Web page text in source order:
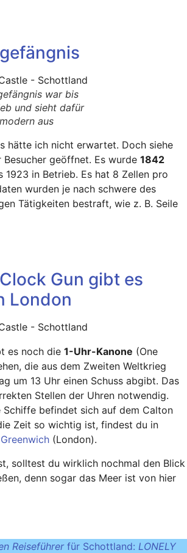
war bis
und sieht dafür
aus
hätte ich nicht erwartet. Doch siehe
geöffnet. Es wurde 1842
1923 in Betrieb. Es hat 8 Zellen pro
wurden je nach schwere des
Tätigkeiten bestraft, wie z. B. Seile
Gun gibt es
London
es noch die 1-Uhr-Kanone (One
die aus dem Zweiten Weltkrieg
um 13 Uhr einen Schuss abgibt. Das
Stellen der Uhren notwendig.
befindet sich auf dem Calton
Zeit so wichtig ist, findest du in
Greenwich (London).
solltest du wirklich nochmal den Blick
denn sogar das Meer ist von hier
Reiseführerfür Schottland: LONELY